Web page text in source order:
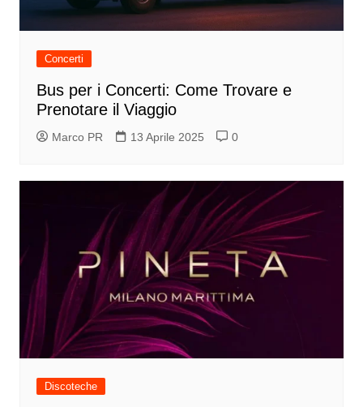
Concerti
Bus per i Concerti: Come Trovare e
Prenotare il Viaggio
Marco PR 13 Aprile 2025 0
Discoteche